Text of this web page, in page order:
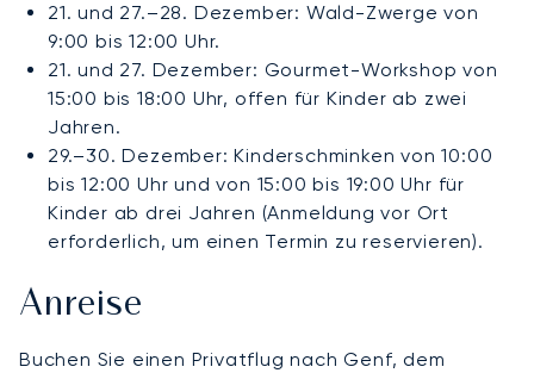
21. und 27.–28. Dezember: Wald-Zwerge von
9:00 bis 12:00 Uhr.
21. und 27. Dezember: Gourmet-Workshop von
15:00 bis 18:00 Uhr, offen für Kinder ab zwei
Jahren.
29.–30. Dezember: Kinderschminken von 10:00
bis 12:00 Uhr und von 15:00 bis 19:00 Uhr für
Kinder ab drei Jahren (Anmeldung vor Ort
erforderlich, um einen Termin zu reservieren).
Anreise
Buchen Sie einen Privatflug nach Genf, dem